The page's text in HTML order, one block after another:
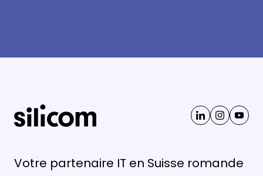
Votre partenaire IT en Suisse romande